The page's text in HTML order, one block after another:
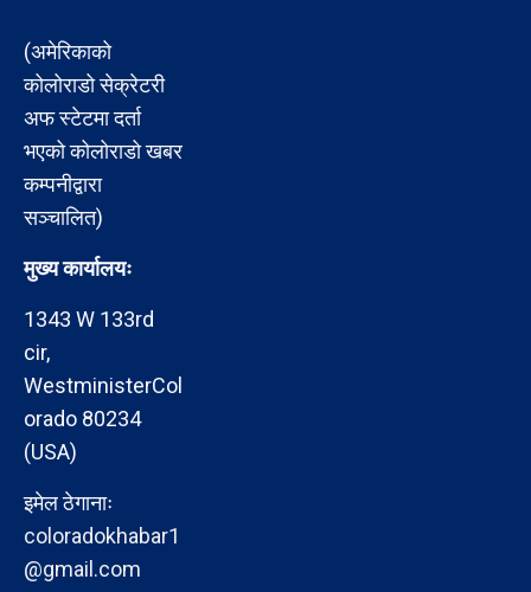
(अमेरिकाको
कोलोराडो सेक्रेटरी
अफ स्टेटमा दर्ता
भएको कोलोराडो खबर
कम्पनीद्वारा
सञ्चालित)
मुख्य कार्यालयः
1343 W 133rd
cir,
WestministerCol
orado 80234
(USA)
इमेल ठेगानाः
coloradokhabar1
@gmail.com